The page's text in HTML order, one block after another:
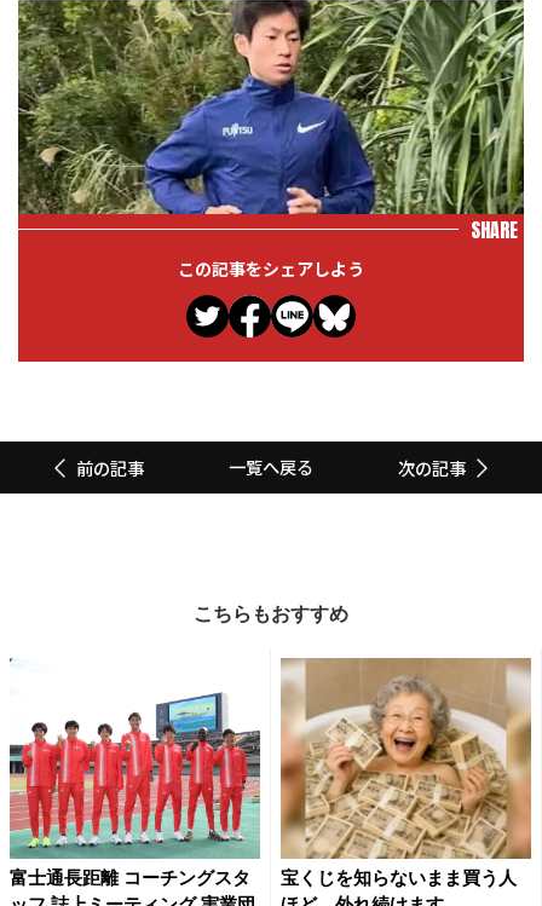
SHARE
この記事をシェアしよう
前の記事 一覧へ戻る 次の記事
こちらもおすすめ
富士通長距離 コーチングスタ
宝くじを知らないまま買う人